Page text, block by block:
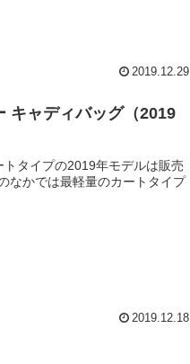
2019.12.29
キャディバッグ（2019
タイプの2019年モデルは販売
なかでは最軽量のカートタイプ
2019.12.18